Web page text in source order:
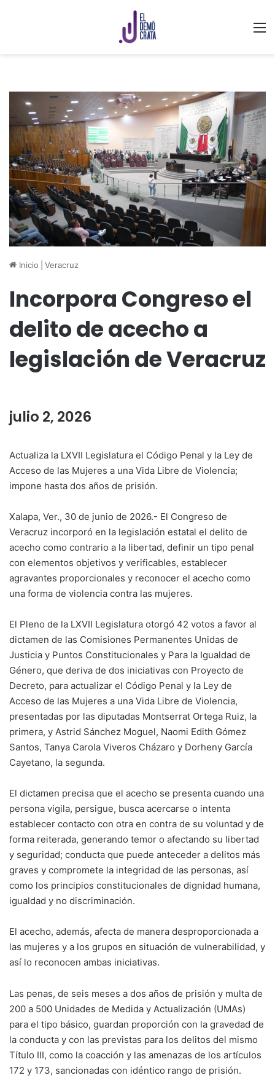
Inicio Veracruz
Incorpora Congreso el
delito de acecho a
legislación de Veracruz
julio 2, 2026
Actualiza la LXVII Legislatura el Código Penal y la Ley de
Acceso de las Mujeres a una Vida Libre de Violencia;
impone hasta dos años de prisión.
Xalapa, Ver., 30 de junio de 2026.- El Congreso de
Veracruz incorporó en la legislación estatal el delito de
acecho como contrario a la libertad, definir un tipo penal
con elementos objetivos y verificables, establecer
agravantes proporcionales y reconocer el acecho como
una forma de violencia contra las mujeres.
El Pleno de la LXVII Legislatura otorgó 42 votos a favor al
dictamen de las Comisiones Permanentes Unidas de
Justicia y Puntos Constitucionales y Para la Igualdad de
Género, que deriva de dos iniciativas con Proyecto de
Decreto, para actualizar el Código Penal y la Ley de
Acceso de las Mujeres a una Vida Libre de Violencia,
presentadas por las diputadas Montserrat Ortega Ruiz, la
primera, y Astrid Sánchez Moguel, Naomi Edith Gómez
Santos, Tanya Carola Viveros Cházaro y Dorheny García
Cayetano, la segunda.
El dictamen precisa que el acecho se presenta cuando una
persona vigila, persigue, busca acercarse o intenta
establecer contacto con otra en contra de su voluntad y de
forma reiterada, generando temor o afectando su libertad
y seguridad; conducta que puede anteceder a delitos más
graves y compromete la integridad de las personas, así
como los principios constitucionales de dignidad humana,
igualdad y no discriminación.
El acecho, además, afecta de manera desproporcionada a
las mujeres y a los grupos en situación de vulnerabilidad, y
así lo reconocen ambas iniciativas.
Las penas, de seis meses a dos años de prisión y multa de
200 a 500 Unidades de Medida y Actualización (UMAs)
para el tipo básico, guardan proporción con la gravedad de
la conducta y con las previstas para los delitos del mismo
Título III, como la coacción y las amenazas de los artículos
172 y 173, sancionadas con idéntico rango de prisión.